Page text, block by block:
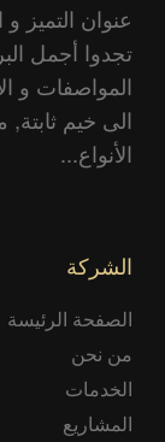
عنوان التميز
تجدوا أجمل
المواصفات و
الى خيم
الأنواع...
الشركة
الصفحة الرئيسة
من نحن
الخدمات
المشاريع